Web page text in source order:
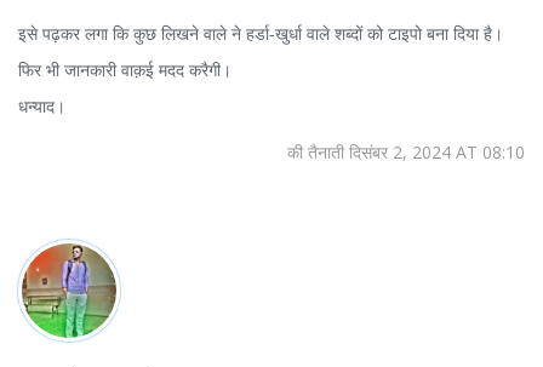
इसे पढ़कर लगा कि कुछ लिखने वाले ने हर्डा‑खुर्धा वाले शब्दों को टाइपो बना दिया है।
फिर भी जानकारी वाक़ई मदद करैगी।
धन्याद।
की तैनाती दिसंबर 2, 2024 AT 08:10